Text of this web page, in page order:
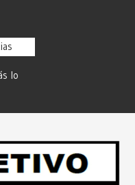
lo
ATTITUDE de